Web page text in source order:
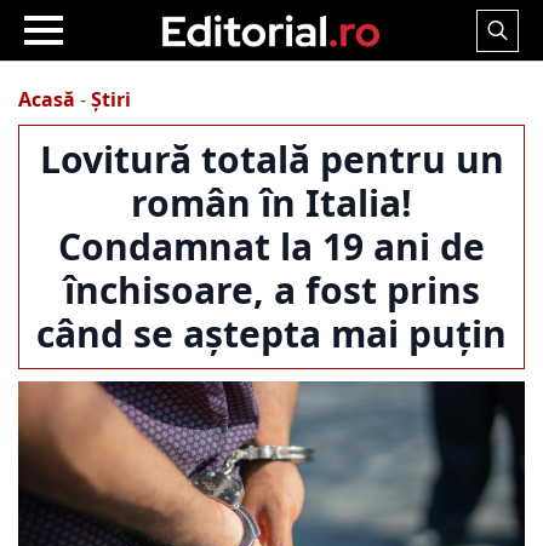
Search
Acasă -Știri
Lovitură totală pentru un
român în Italia!
Condamnat la 19 ani de
închisoare, a fost prins
când se aștepta mai puțin